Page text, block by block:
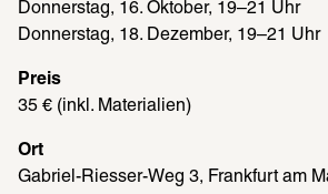
Donnerstag, 16. Oktober, 19–21 Uhr
Donnerstag, 18. Dezember, 19–21 Uhr
Preis
35 € (inkl. Materialien)
Ort
Gabriel-Riesser-Weg 3, Frankfurt am